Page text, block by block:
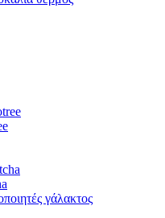
γάλακτος